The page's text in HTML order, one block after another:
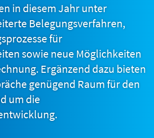
in diesem Jahr unter
Belegungsverfahren,
für
sowie neue Möglichkeiten
Ergänzend dazu bieten
genügend Raum für den
um die